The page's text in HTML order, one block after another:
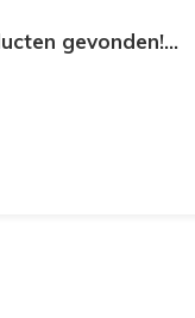
gevonden!...